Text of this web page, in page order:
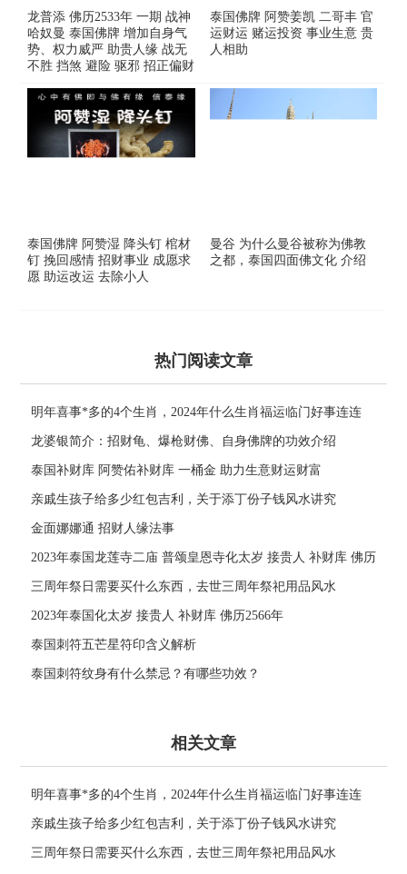
龙普添 佛历2533年 一期 战神
哈奴曼 泰国佛牌 增加自身气
势、权力威严 助贵人缘 战无
不胜 挡煞 避险 驱邪 招正偏财
泰国佛牌 阿赞姜凯 二哥丰 官
运财运 赌运投资 事业生意 贵
人相助
泰国佛牌 阿赞湿 降头钉 棺材
钉 挽回感情 招财事业 成愿求
愿 助运改运 去除小人
曼谷 为什么曼谷被称为佛教
之都，泰国四面佛文化 介绍
热门阅读文章
明年喜事*多的4个生肖，2024年什么生肖福运临门好事连连
龙婆银简介：招财龟、爆枪财佛、自身佛牌的功效介绍
泰国补财库 阿赞佑补财库 一桶金 助力生意财运财富
亲戚生孩子给多少红包吉利，关于添丁份子钱风水讲究
金面娜娜通 招财人缘法事
2023年泰国龙莲寺二庙 普颂皇恩寺化太岁 接贵人 补财库 佛历
2566年
三周年祭日需要买什么东西，去世三周年祭祀用品风水
2023年泰国化太岁 接贵人 补财库 佛历2566年
泰国刺符五芒星符印含义解析
泰国刺符纹身有什么禁忌？有哪些功效？
相关文章
明年喜事*多的4个生肖，2024年什么生肖福运临门好事连连
亲戚生孩子给多少红包吉利，关于添丁份子钱风水讲究
三周年祭日需要买什么东西，去世三周年祭祀用品风水